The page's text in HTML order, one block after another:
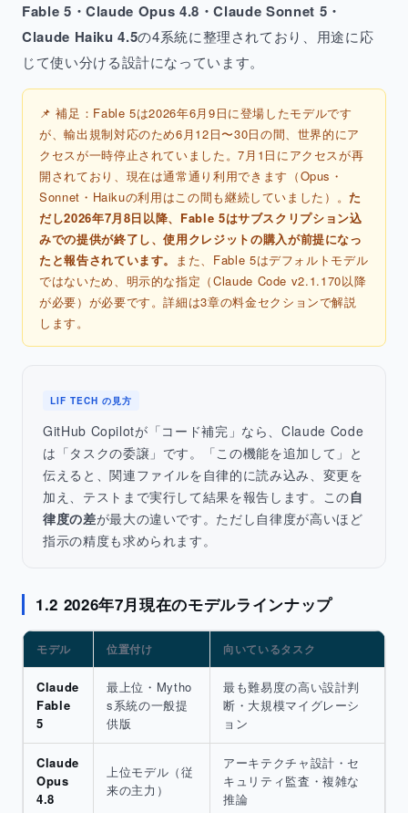
Fable 5・Claude Opus 4.8・Claude Sonnet 5・
Claude Haiku 4.5の4系統に整理されており、用途に応
じて使い分ける設計になっています。
📌 補足：Fable 5は2026年6月9日に登場したモデルです
が、輸出規制対応のため6月12日〜30日の間、世界的にア
クセスが一時停止されていました。7月1日にアクセスが再
開されており、現在は通常通り利用できます（Opus・
Sonnet・Haikuの利用はこの間も継続していました）。た
だし2026年7月8日以降、Fable 5はサブスクリプション込
みでの提供が終了し、使用クレジットの購入が前提になっ
たと報告されています。 また、Fable 5はデフォルトモデル
ではないため、明示的な指定（Claude Code v2.1.170以降
が必要）が必要です。詳細は3章の料金セクションで解説
します。
LIF TECH の見方
GitHub Copilotが「コード補完」なら、Claude Code
は「タスクの委譲」です。「この機能を追加して」と
伝えると、関連ファイルを自律的に読み込み、変更を
加え、テストまで実行して結果を報告します。この自
律度の差が最大の違いです。ただし自律度が高いほど
指示の精度も求められます。
1.2 2026年7月現在のモデルラインナップ
モデル 位置付け 向いているタスク
Claude
Fable
5
最上位・Mytho
s系統の一般提
供版
最も難易度の高い設計判
断・大規模マイグレーシ
ョン
Claude
Opus
4.8
上位モデル（従
来の主力）
アーキテクチャ設計・セ
キュリティ監査・複雑な
推論